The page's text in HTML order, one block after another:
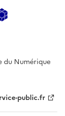
du Numérique
public.fr